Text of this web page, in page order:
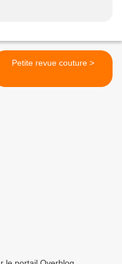
Petite revue couture >